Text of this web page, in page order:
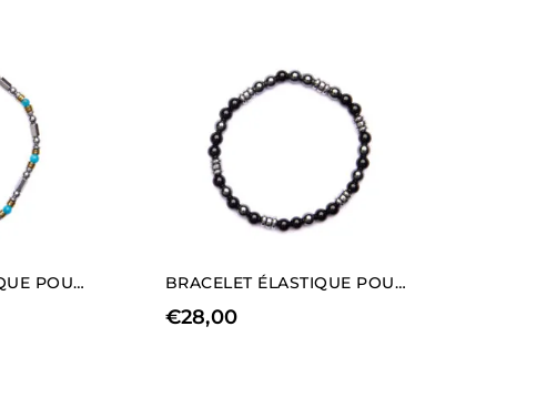
BRACELET ÉLASTIQUE POUR HOMME EN RHODIUM HÉMATITE ET APATITE BRACELET ÉLASTIQUE POUR HOMME EN AGATE NOIRE ET HÉMATITE
€28,00